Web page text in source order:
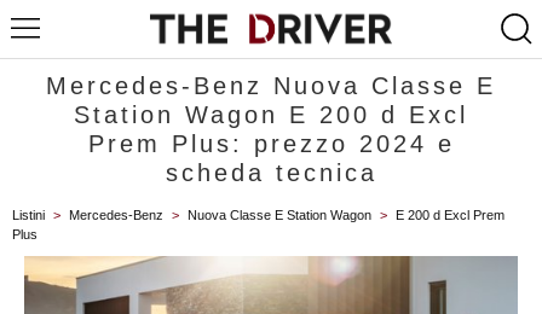
Mercedes-Benz Nuova Classe E
Station Wagon E 200 d Excl
Prem Plus: prezzo 2024 e
scheda tecnica
Listini > Mercedes-Benz > Nuova Classe E Station Wagon >
E 200 d Excl Prem
Plus